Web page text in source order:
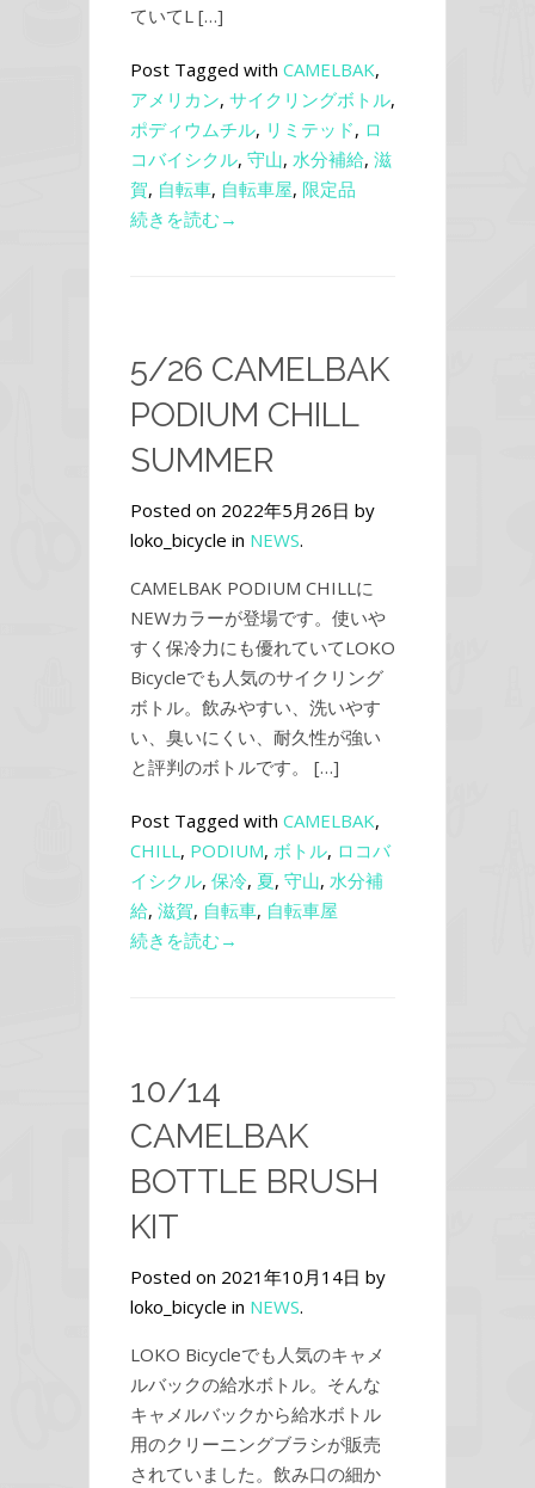
ていてL […]
Post Tagged with CAMELBAK,
アメリカン, サイクリングボトル,
ポディウムチル, リミテッド, ロ
コバイシクル, 守山, 水分補給, 滋
賀, 自転車, 自転車屋, 限定品
続きを読む→
5/26 CAMELBAK
PODIUM CHILL
SUMMER
Posted on 2022年5月26日 by
loko_bicycle in NEWS.
CAMELBAK PODIUM CHILLに
NEWカラーが登場です。使いや
すく保冷力にも優れていてLOKO
Bicycleでも人気のサイクリング
ボトル。飲みやすい、洗いやす
い、臭いにくい、耐久性が強い
と評判のボトルです。 […]
Post Tagged with CAMELBAK,
CHILL, PODIUM, ボトル, ロコバ
イシクル, 保冷, 夏, 守山, 水分補
給, 滋賀, 自転車, 自転車屋
続きを読む→
10/14
CAMELBAK
BOTTLE BRUSH
KIT
Posted on 2021年10月14日 by
loko_bicycle in NEWS.
LOKO Bicycleでも人気のキャメ
ルバックの給水ボトル。そんな
キャメルバックから給水ボトル
用のクリーニングブラシが販売
されていました。飲み口の細か